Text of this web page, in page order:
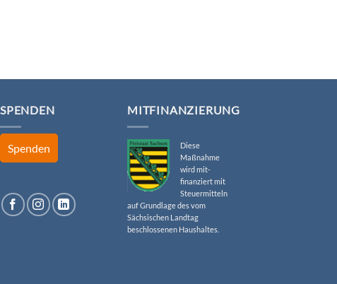
SPENDEN
Spenden
MITFINANZIERUNG
Diese
Maßnahme
wird mit-
finanziert mit
Steuermitteln
auf Grundlage des vom
Sächsischen Landtag
beschlossenen Haushaltes.